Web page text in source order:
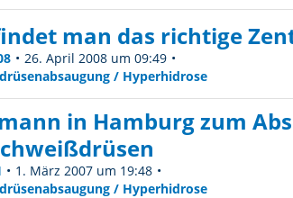
man das richtige
26. April 2008 um 09:49
/ Hyperhidrose
in Hamburg zum
1. März 2007 um 19:48
/ Hyperhidrose